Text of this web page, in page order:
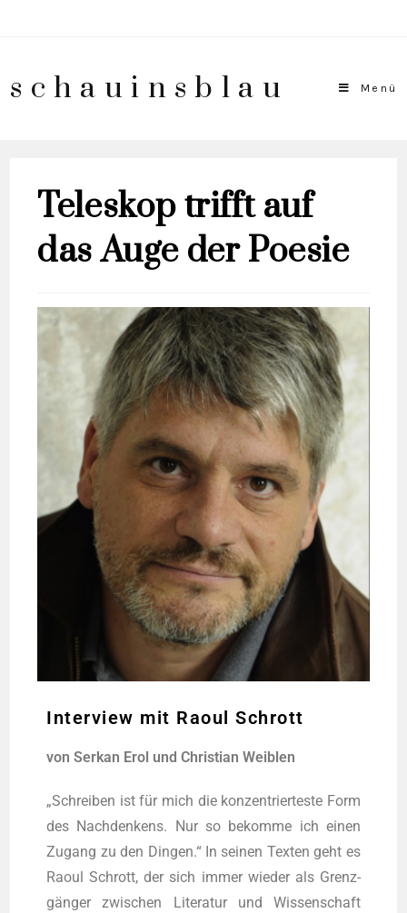
schauinsblau Menü
Teleskop trifft auf
das Auge der Poesie
Interview mit Raoul Schrott
von Ser­kan Erol und Chris­ti­an Weiblen
„Schrei­ben ist für mich die kon­zen­trier­tes­te Form
des Nach­den­kens. Nur so bekom­me ich einen
Zugang zu den Din­gen.“ In sei­nen Tex­ten geht es
Raoul Schrott, der sich immer wie­der als Grenz­
gän­ger zwi­schen Lite­ra­tur und Wis­sen­schaft